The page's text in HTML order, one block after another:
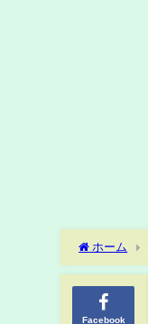
ホーム
Facebook